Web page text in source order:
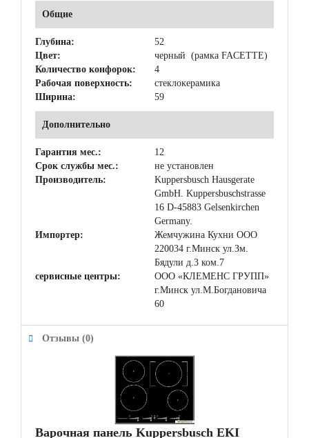
Общие
Глубина:
52
Цвет:
черный (рамка FACETTE)
Количество конфорок:
4
Рабочая поверхность:
стеклокерамика
Ширина:
59
Дополнительно
Гарантия мес.:
12
Срок службы мес.:
не установлен
Производитель:
Kuppersbusch Hausgerate
GmbH. Kuppersbuschstrasse
16 D-45883 Gelsenkirchen
Germany.
Импортер:
Жемчужина Кухни ООО
220034 г.Минск ул.Зм.
Бядули д.3 ком.7
сервисные центры:
ООО «КЛЕМЕНС ГРУПП»
г.Минск ул.М.Богдановича
60
Отзывы (0)
Варочная панель Kuppersbusch EKI